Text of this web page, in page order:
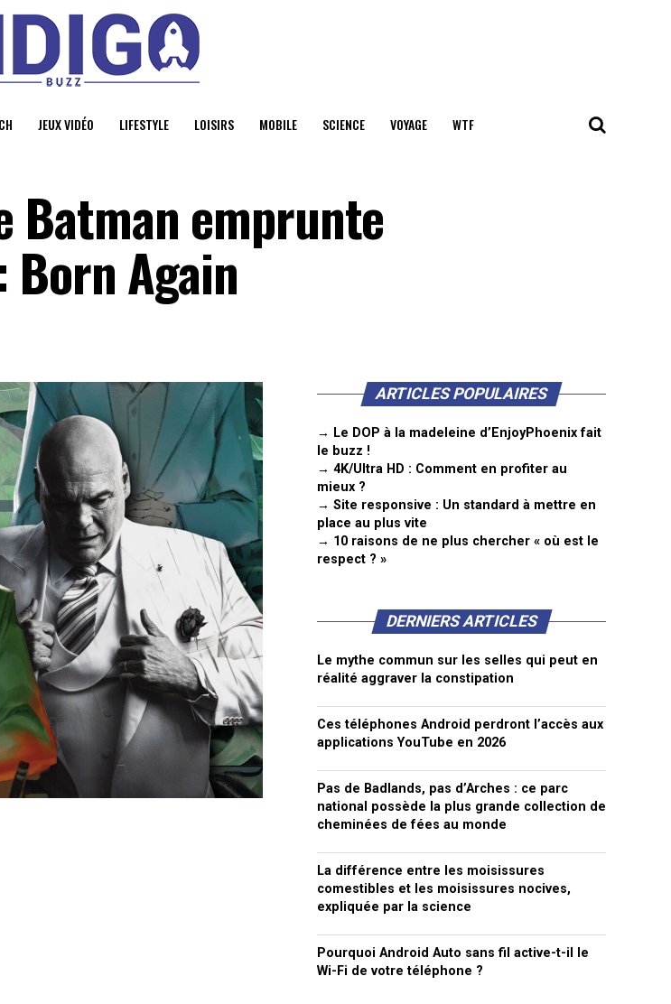
JEUX VIDÉO LIFESTYLE LOISIRS MOBILE SCIENCE VOYAGE WTF
Batman emprunte
Born Again
ARTICLES POPULAIRES
→ Le DOP à la madeleine d’EnjoyPhoenix fait
le buzz !
→ 4K/Ultra HD : Comment en profiter au
mieux ?
→ Site responsive : Un standard à mettre en
place au plus vite
→ 10 raisons de ne plus chercher « où est le
respect ? »
DERNIERS ARTICLES
Le mythe commun sur les selles qui peut en
réalité aggraver la constipation
Ces téléphones Android perdront l’accès aux
applications YouTube en 2026
Pas de Badlands, pas d’Arches : ce parc
national possède la plus grande collection de
cheminées de fées au monde
La différence entre les moisissures
comestibles et les moisissures nocives,
expliquée par la science
Pourquoi Android Auto sans fil active-t-il le
Wi-Fi de votre téléphone ?